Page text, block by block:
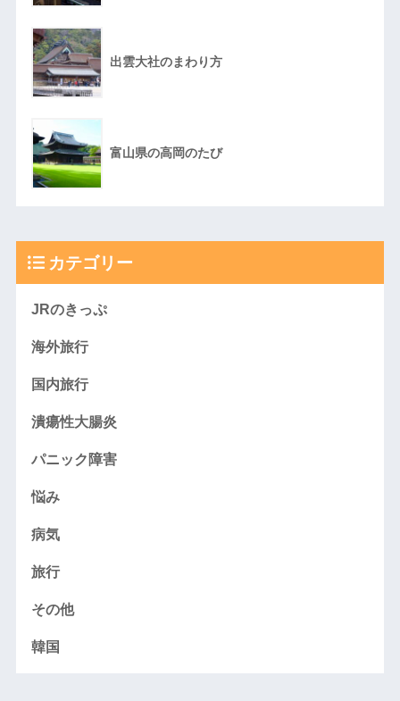
出雲大社のまわり方
富山県の高岡のたび
カテゴリー
JRのきっぷ
海外旅行
国内旅行
潰瘍性大腸炎
パニック障害
悩み
病気
旅行
その他
韓国